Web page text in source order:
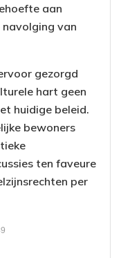
aan
van
gezorgd
hart geen
huidige beleid.
bewoners
ten faveure
per